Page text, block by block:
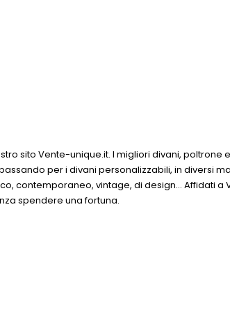
sito Vente-unique.it. I migliori divani, poltrone
per i divani personalizzabili, in diversi
contemporaneo, vintage, di design... Affidati a
spendere una fortuna.